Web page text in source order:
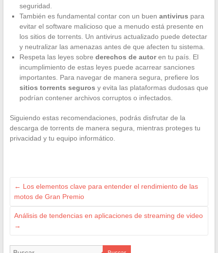
seguridad.
También es fundamental contar con un buen antivirus para
evitar el software malicioso que a menudo está presente en
los sitios de torrents. Un antivirus actualizado puede detectar
y neutralizar las amenazas antes de que afecten tu sistema.
Respeta las leyes sobre derechos de autoren tu país. El
incumplimiento de estas leyes puede acarrear sanciones
importantes. Para navegar de manera segura, prefiere los
sitios torrents seguros y evita las plataformas dudosas que
podrían contener archivos corruptos o infectados.
Siguiendo estas recomendaciones, podrás disfrutar de la
descarga de torrents de manera segura, mientras proteges tu
privacidad y tu equipo informático.
← Los elementos clave para entender el rendimiento de las
motos de Gran Premio
Análisis de tendencias en aplicaciones de streaming de video
→